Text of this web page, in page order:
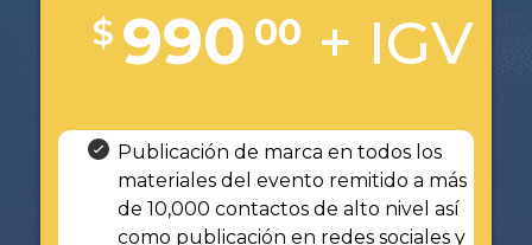
$ 990 00 + IGV
Publicación de marca en todos los
materiales del evento remitido a más
de 10,000 contactos de alto nivel así
como publicación en redes sociales y